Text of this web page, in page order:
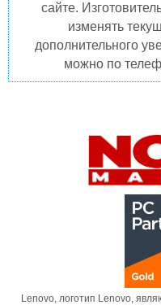
сайте.
изменять
дополнительного
можно по
Lenovo, логотип Lenovo,